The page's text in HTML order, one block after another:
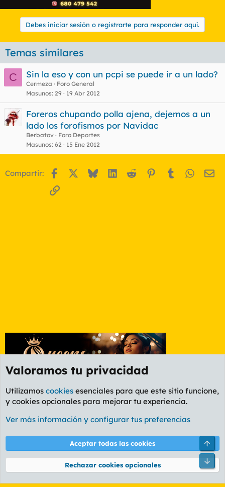
Debes iniciar sesión o registrarte para responder aquí.
Temas similares
C
Sin la eso y con un pcpi se puede ir a un lado?
Cermeza
Foro General
Masunos 29 19 Abr 2012
Foreros chupando polla ajena, dejemos a un
lado los forofismos por Navidac
Berbatov
Foro Deportes
Masunos 62 15 Ene 2012
Compartir: Facebook BlueskyLinkedIn
Reddit Pinterest
Tumblr
Enlace
Foro Política
Cookies
PL OLDSTYLE AMARILLO
Términos y reglas Política de privacidad Ayuda
Community platform by XenForo® © 2010-2026 XenForo Ltd.
Valoramos tu privacidad
Utilizamos cookies esenciales para que este sitio funcione,
y cookies opcionales para mejorar tu experiencia.
Ver más información y configurar tus preferencias
Aceptar todas las cookies
Rechazar cookies opcionales
Pie